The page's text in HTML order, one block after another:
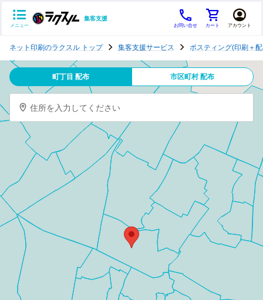
メニュー
集客支援
お問い合せ カート アカウント
テ
ン
グ
ネット印刷のラクスル トップ 集客支援サービス ポスティング(印刷＋
町丁目 配布 市区町村 配布
住所を入力してください